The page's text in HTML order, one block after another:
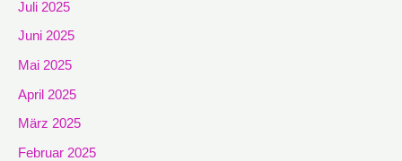
Juli 2025
Juni 2025
Mai 2025
April 2025
März 2025
Februar 2025